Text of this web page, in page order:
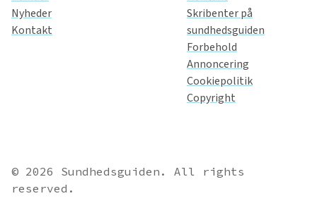
Nyheder
Kontakt
Skribenter på
sundhedsguiden
Forbehold
Annoncering
Cookiepolitik
Copyright
© 2026 Sundhedsguiden. All rights
reserved.